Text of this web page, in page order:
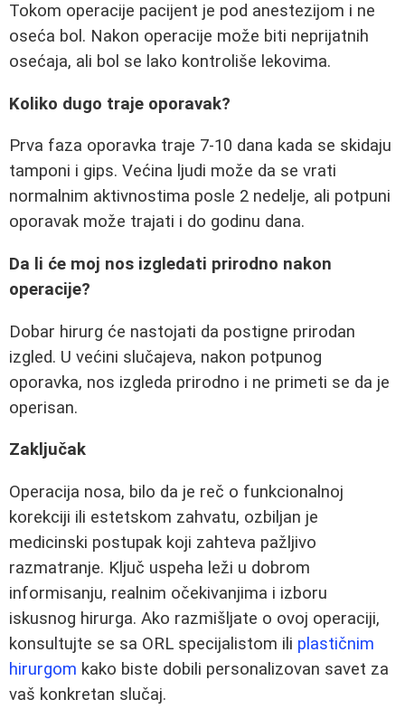
Tokom operacije pacijent je pod anestezijom i ne
oseća bol. Nakon operacije može biti neprijatnih
osećaja, ali bol se lako kontroliše lekovima.
Koliko dugo traje oporavak?
Prva faza oporavka traje 7-10 dana kada se skidaju
tamponi i gips. Većina ljudi može da se vrati
normalnim aktivnostima posle 2 nedelje, ali potpuni
oporavak može trajati i do godinu dana.
Da li će moj nos izgledati prirodno nakon
operacije?
Dobar hirurg će nastojati da postigne prirodan
izgled. U većini slučajeva, nakon potpunog
oporavka, nos izgleda prirodno i ne primeti se da je
operisan.
Zaključak
Operacija nosa, bilo da je reč o funkcionalnoj
korekciji ili estetskom zahvatu, ozbiljan je
medicinski postupak koji zahteva pažljivo
razmatranje. Ključ uspeha leži u dobrom
informisanju, realnim očekivanjima i izboru
iskusnog hirurga. Ako razmišljate o ovoj operaciji,
konsultujte se sa ORL specijalistom ili plastičnim
hirurgom kako biste dobili personalizovan savet za
vaš konkretan slučaj.